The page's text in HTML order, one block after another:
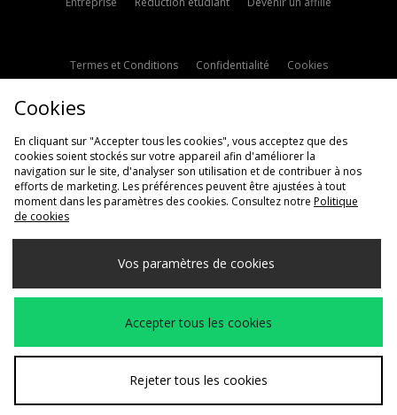
Termes et Conditions Confidentialité
Cookies
Politique d'avis en ligne
Livraison Vers
France
Nous acceptons les méthodes de paiement suivantes
Voir le site internet de l'entreprisewww.jdplc.com
Cookies
En cliquant sur "Accepter tous les cookies", vous acceptez que des
cookies soient stockés sur votre appareil afin d'améliorer la
navigation sur le site, d'analyser son utilisation et de contribuer à nos
efforts de marketing. Les préférences peuvent être ajustées à tout
moment dans les paramètres des cookies. Consultez notre Politique
de cookies
Vos paramètres de cookies
Accepter tous les cookies
Rejeter tous les cookies